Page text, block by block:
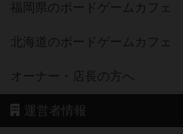
福岡県のボードゲームカフェ
北海道のボードゲームカフェ
オーナー・店長の方へ
運営者情報